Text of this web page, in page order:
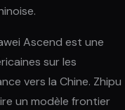
Ascend est une
sur les
vers la Chine. Zhipu
un modèle frontier